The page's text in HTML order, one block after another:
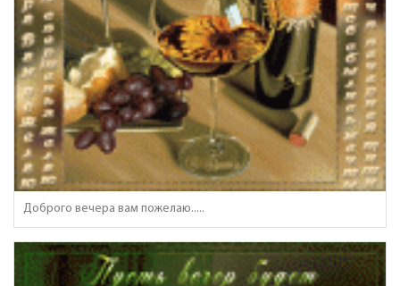
Доброго вечера вам пожелаю.....